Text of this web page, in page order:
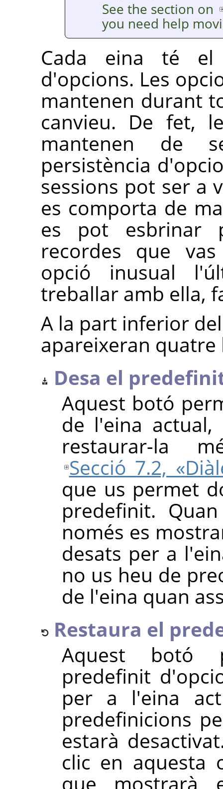
See the section on
you need help
Cada eina té el
d'opcions. Les
mantenen durant
canvieu. De fet,
mantenen de
persistència
sessions pot ser a
es comporta de
es pot esbrinar
recordes que
opció inusual
treballar amb ella,
A la part inferior
apareixeran quatre
Desa el
Aquest botó
de l'eina
restaurar-la
Secció 7.2,
que us permet
predefinit.
només es
desats per a
no us heu de
de l'eina quan
Restaura el
Aquest botó
predefinit
per a l'eina
predefinicions
estarà
clic en aquesta
que mostrarà